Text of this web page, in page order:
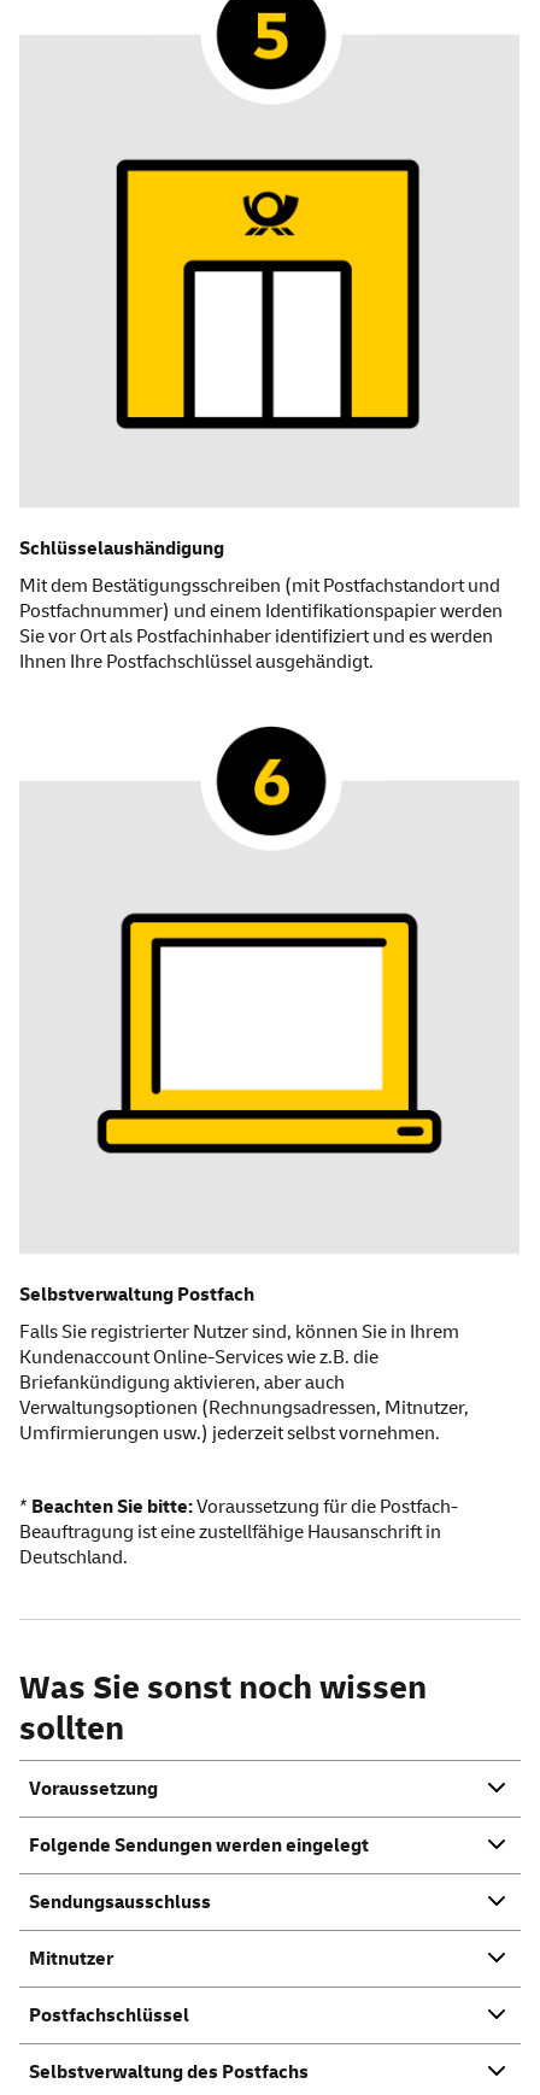
Schlüsselaushändigung
Mit dem Bestätigungsschreiben (mit Postfachstandort und
Postfachnummer) und einem Identifikationspapier werden
Sie vor Ort als Postfachinhaber identifiziert und es werden
Ihnen Ihre Postfachschlüssel ausgehändigt.
Selbstverwaltung Postfach
Falls Sie registrierter Nutzer sind, können Sie in Ihrem
Kundenaccount Online-Serviceswie z.B. die
Briefankündigung aktivieren, aber auch
Verwaltungsoptionen (Rechnungsadressen, Mitnutzer,
Umfirmierungen usw.) jederzeit selbst vornehmen.
* Beachten Sie bitte:Voraussetzung für die Postfach-
Beauftragung ist eine zustellfähige Hausanschrift in
Deutschland.
Was Sie sonst noch wissen
sollten
Voraussetzung
Folgende Sendungen werden eingelegt
Sendungsausschluss
Mitnutzer
Postfachschlüssel
Selbstverwaltung des Postfachs